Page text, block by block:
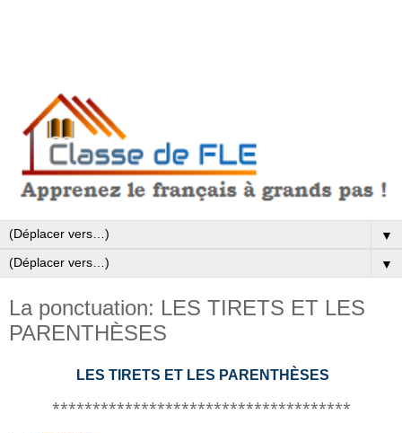
▼
▼
La ponctuation: LES TIRETS ET LES
PARENTHÈSES
LES TIRETS ET LES PARENTHÈSES
*************************************